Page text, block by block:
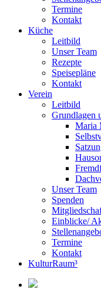
Termine
Kontakt
Küche
Leitbild
Unser Team
Rezepte
Speisepläne
Kontakt
Verein
Leitbild
Grundlagen
Maria
Unser Team
Spenden
Einblicke/
Termine
Kontakt
KulturRaum³